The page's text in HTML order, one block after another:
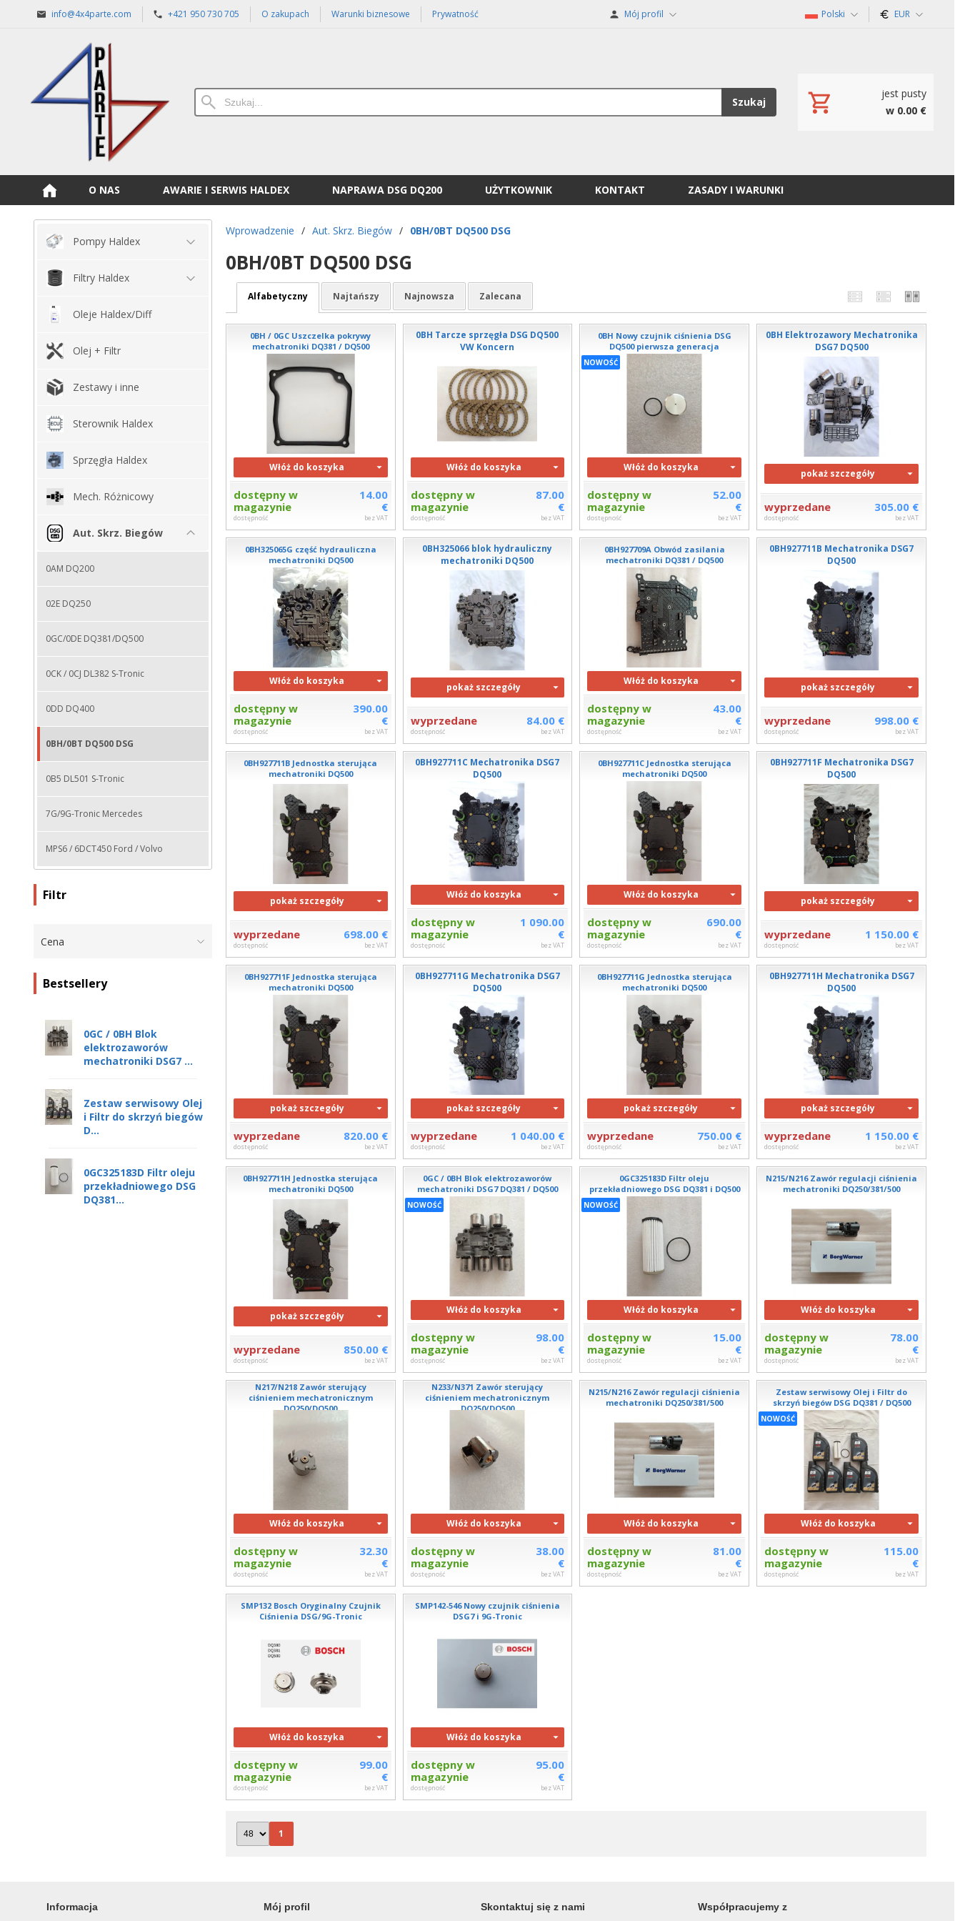
info@4x4parte.com +421 950 730 705 O zakupach Warunki biznesowe Prywatność Mój profil Polski EUR
Szukaj
jest pusty
w 0.00 €
O NAS AWARIE I SERWIS HALDEX NAPRAWA DSG DQ200 UŻYTKOWNIK KONTAKT ZASADY I WARUNKI
Pompy Haldex
Filtry Haldex
Oleje Haldex/Diff
Olej + Filtr
Zestawy i inne
Sterownik Haldex
Sprzęgła Haldex
Mech. Różnicowy
Aut. Skrz. Biegów
0AM DQ200
02E DQ250
0GC/0DE DQ381/DQ500
0CK / 0CJ DL382 S-Tronic
0DD DQ400
0BH/0BT DQ500 DSG
0B5 DL501 S-Tronic
7G/9G-Tronic Mercedes
MPS6 / 6DCT450 Ford / Volvo
Filtr
Cena
Bestsellery
0GC / 0BH Blok
elektrozaworów
mechatroniki DSG7 ...
Zestaw serwisowy Olej
i Filtr do skrzyń biegów
D...
0GC325183D Filtr oleju
przekładniowego DSG
DQ381...
Wprowadzenie / Aut. Skrz. Biegów / 0BH/0BT DQ500 DSG
0BH/0BT DQ500 DSG
Alfabetyczny Najtańszy Najnowsza Zalecana
0BH / 0GC Uszczelka pokrywy
mechatroniki DQ381 / DQ500
Włóż do koszyka
dostępny w
magazynie
dostępność
14.00
€
bez VAT
0BH Tarcze sprzęgła DSG DQ500
VW Koncern
Włóż do koszyka
dostępny w
magazynie
dostępność
87.00
€
bez VAT
0BH Nowy czujnik ciśnienia DSG
DQ500 pierwsza generacja
NOWOŚĆ
Włóż do koszyka
dostępny w
magazynie
dostępność
52.00
€
bez VAT
0BH Elektrozawory Mechatronika
DSG7 DQ500
pokaż szczegóły
wyprzedane
dostępność
305.00 €
bez VAT
0BH325065G część hydrauliczna
mechatroniki DQ500
Włóż do koszyka
dostępny w
magazynie
dostępność
390.00
€
bez VAT
0BH325066 blok hydrauliczny
mechatroniki DQ500
pokaż szczegóły
wyprzedane
dostępność
84.00 €
bez VAT
0BH927709A Obwód zasilania
mechatroniki DQ381 / DQ500
Włóż do koszyka
dostępny w
magazynie
dostępność
43.00
€
bez VAT
0BH927711B Mechatronika DSG7
DQ500
pokaż szczegóły
wyprzedane
dostępność
998.00 €
bez VAT
0BH927711B Jednostka sterująca
mechatroniki DQ500
pokaż szczegóły
wyprzedane
dostępność
698.00 €
bez VAT
0BH927711C Mechatronika DSG7
DQ500
Włóż do koszyka
dostępny w
magazynie
dostępność
1 090.00
€
bez VAT
0BH927711C Jednostka sterująca
mechatroniki DQ500
Włóż do koszyka
dostępny w
magazynie
dostępność
690.00
€
bez VAT
0BH927711F Mechatronika DSG7
DQ500
pokaż szczegóły
wyprzedane
dostępność
1 150.00 €
bez VAT
0BH927711F Jednostka sterująca
mechatroniki DQ500
pokaż szczegóły
wyprzedane
dostępność
820.00 €
bez VAT
0BH927711G Mechatronika DSG7
DQ500
pokaż szczegóły
wyprzedane
dostępność
1 040.00 €
bez VAT
0BH927711G Jednostka sterująca
mechatroniki DQ500
pokaż szczegóły
wyprzedane
dostępność
750.00 €
bez VAT
0BH927711H Mechatronika DSG7
DQ500
pokaż szczegóły
wyprzedane
dostępność
1 150.00 €
bez VAT
0BH927711H Jednostka sterująca
mechatroniki DQ500
pokaż szczegóły
wyprzedane
dostępność
850.00 €
bez VAT
0GC / 0BH Blok elektrozaworów
mechatroniki DSG7 DQ381 / DQ500
NOWOŚĆ
Włóż do koszyka
dostępny w
magazynie
dostępność
98.00
€
bez VAT
0GC325183D Filtr oleju
przekładniowego DSG DQ381 i DQ500
NOWOŚĆ
Włóż do koszyka
dostępny w
magazynie
dostępność
15.00
€
bez VAT
N215/N216 Zawór regulacji ciśnienia
mechatroniki DQ250/381/500
Włóż do koszyka
dostępny w
magazynie
dostępność
78.00
€
bez VAT
N217/N218 Zawór sterujący
ciśnieniem mechatronicznym
DQ250/DQ500
Włóż do koszyka
dostępny w
magazynie
dostępność
32.30
€
bez VAT
N233/N371 Zawór sterujący
ciśnieniem mechatronicznym
DQ250/DQ500
Włóż do koszyka
dostępny w
magazynie
dostępność
38.00
€
bez VAT
N215/N216 Zawór regulacji ciśnienia
mechatroniki DQ250/381/500
Włóż do koszyka
dostępny w
magazynie
dostępność
81.00
€
bez VAT
Zestaw serwisowy Olej i Filtr do
skrzyń biegów DSG DQ381 / DQ500
NOWOŚĆ
Włóż do koszyka
dostępny w
magazynie
dostępność
115.00
€
bez VAT
SMP132 Bosch Oryginalny Czujnik
Ciśnienia DSG/9G-Tronic
Włóż do koszyka
dostępny w
magazynie
dostępność
99.00
€
bez VAT
SMP142-546 Nowy czujnik ciśnienia
DSG7 i 9G-Tronic
Włóż do koszyka
dostępny w
magazynie
dostępność
95.00
€
bez VAT
1
Informacja Mój profil Skontaktuj się z nami Współpracujemy z